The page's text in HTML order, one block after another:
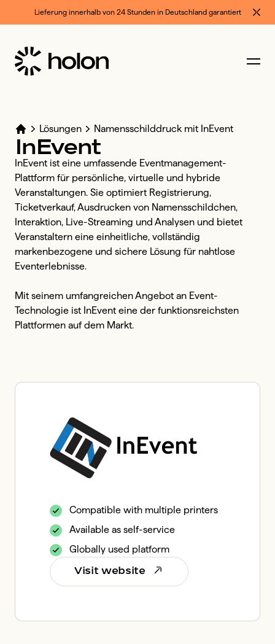
Lieferung innerhalb von 24 Stunden in Deutschland garantiert
Lösungen Namensschilddruck mit InEvent
InEvent
InEvent ist eine umfassende Eventmanagement-
Plattform für persönliche, virtuelle und hybride
Veranstaltungen. Sie optimiert Registrierung,
Ticketverkauf, Ausdrucken von Namensschildchen,
Interaktion, Live-Streaming und Analysen und bietet
Veranstaltern eine einheitliche, vollständig
markenbezogene und sichere Lösung für nahtlose
Eventerlebnisse.
Mit seinem umfangreichen Angebot an Event-
Technologie ist InEvent eine der funktionsreichsten
Plattformen auf dem Markt.
Compatible with multiple printers
Available as self-service
Globally used platform
Visit website